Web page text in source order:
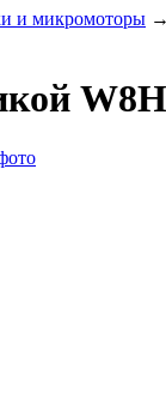
и микромоторы →